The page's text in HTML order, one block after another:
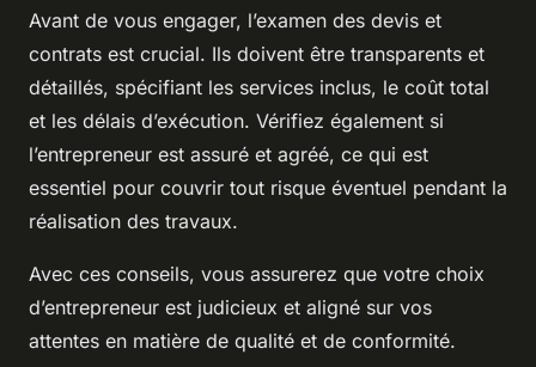
Avant de vous engager, l’examen des devis et
contrats est crucial. Ils doivent être transparents et
détaillés, spécifiant les services inclus, le coût total
et les délais d’exécution. Vérifiez également si
l’entrepreneur est assuré et agréé, ce qui est
essentiel pour couvrir tout risque éventuel pendant la
réalisation des travaux.
Avec ces conseils, vous assurerez que votre choix
d’entrepreneur est judicieux et aligné sur vos
attentes en matière de qualité et de conformité.